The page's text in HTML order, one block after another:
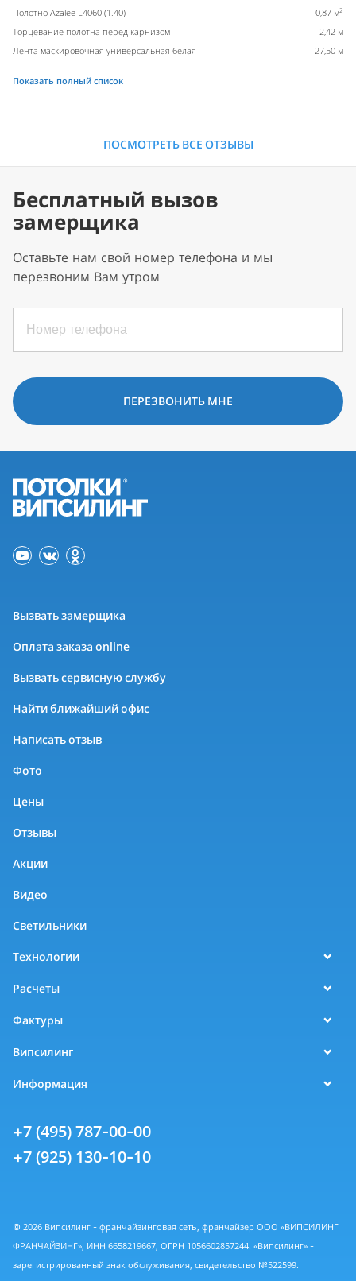
Полотно Azalee L4060 (1.40) 0,87 м2
Торцевание полотна перед карнизом
2,42 м
Лента маскировочная универсальная белая
27,50 м
Показать полный список
ПОСМОТРЕТЬ ВСЕ ОТЗЫВЫ
Бесплатный вызов
замерщика
Оставьте нам свой номер телефона и мы
перезвоним Вам утром
ПЕРЕЗВОНИТЬ МНЕ
Вызвать замерщика
Оплата заказа online
Вызвать сервисную службу
Найти ближайший офис
Написать отзыв
Фото
Цены
Отзывы
Акции
Видео
Светильники
Технологии
Расчеты
Фактуры
Випсилинг
Информация
+7 (495) 787-00-00
+7 (925) 130-10-10
© 2026 Випсилинг - франчайзинговая сеть, франчайзер ООО «ВИПСИЛИНГ
ФРАНЧАЙЗИНГ», ИНН 6658219667, ОГРН 1056602857244. «Випсилинг» -
зарегистрированный знак обслуживания, свидетельство №522599.